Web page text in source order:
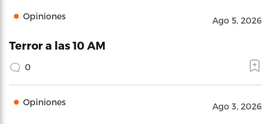
Opiniones Ago 5, 2026
Terror a las 10 AM
0
Opiniones Ago 3, 2026